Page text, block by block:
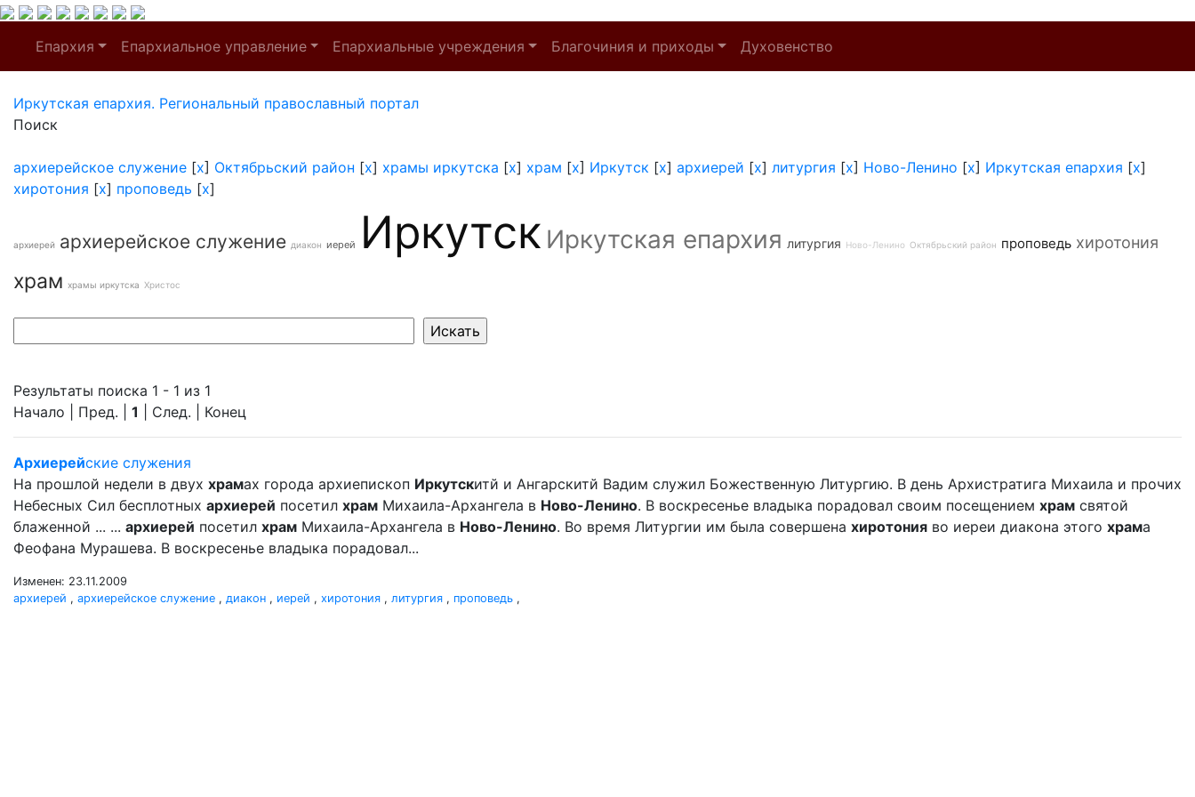
Епархия Епархиальное управление Епархиальные учреждения Благочиния и приходы Духовенство
Иркутская епархия. Региональный православный портал
Поиск
архиерейское служение [x] Октябрьский район [x] храмы иркутска [x] храм [x] Иркутск [x] архиерей [x] литургия [x] Ново-Ленино [x] Иркутская епархия [x]
хиротония [x] проповедь [x]
архиерей архиерейское служение диакон иерей Иркутск Иркутская епархия литургия Ново-Ленино Октябрьский район проповедь хиротония
храм храмы иркутска Христос
Результаты поиска 1 - 1 из 1
Начало | Пред. | 1 | След. | Конец
Архиерейские служения
На прошлой недели в двух храмах города архиепископ Иркутскитй и Ангарскитй Вадим служил Божественную Литургию. В день Архистратига Михаила и прочих
Небесных Сил бесплотных архиерей посетил храм Михаила-Архангела в Ново-Ленино. В воскресенье владыка порадовал своим посещением храм святой
блаженной ... ... архиерей посетил храм Михаила-Архангела в Ново-Ленино. Во время Литургии им была совершена хиротония во иереи диакона этого храма
Феофана Мурашева. В воскресенье владыка порадовал...
Изменен: 23.11.2009
архиерей , архиерейское служение , диакон , иерей , хиротония , литургия , проповедь ,